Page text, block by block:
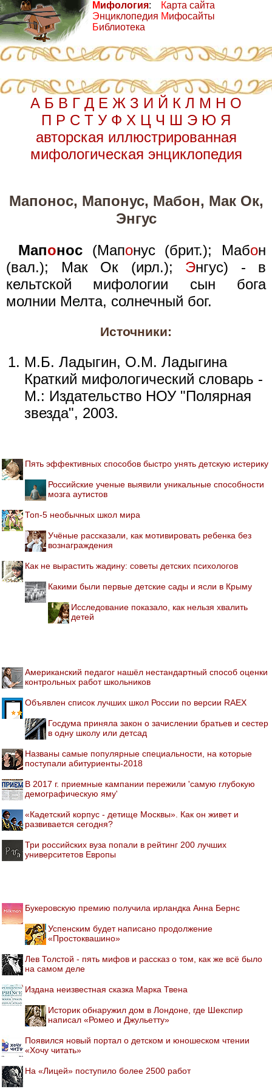
Мифология:
Энциклопедия
Библиотека
Карта сайта
Мифосайты
А Б В Г Д Е Ж З И Й К Л М Н О
П Р С Т У Ф Х Ц Ч Ш Э Ю Я
авторская иллюстрированная
мифологическая энциклопедия
Мапонос, Мапонус, Мабон, Мак Ок,
Энгус
Мапонос (Мапонус (брит.); Мабон
(вал.); Мак Ок (ирл.); Энгус) - в
кельтской мифологии сын бога
молнии Мелта, солнечный бог.
Источники:
М.Б. Ладыгин, О.М. Ладыгина
Краткий мифологический словарь -
М.: Издательство НОУ "Полярная
звезда", 2003.
Пять эффективных способов быстро унять детскую истерику
Российские ученые выявили уникальные способности
мозга аутистов
Топ-5 необычных школ мира
Учёные рассказали, как мотивировать ребенка без
вознаграждения
Как не вырастить жадину: советы детских психологов
Какими были первые детские сады и ясли в Крыму
Исследование показало, как нельзя хвалить
детей
Американский педагог нашёл нестандартный способ оценки
контрольных работ школьников
Объявлен список лучших школ России по версии RAEX
Госдума приняла закон о зачислении братьев и сестер
в одну школу или детсад
Названы самые популярные специальности, на которые
поступали абитуриенты-2018
В 2017 г. приемные кампании пережили 'самую глубокую
демографическую яму'
«Кадетский корпус - детище Москвы». Как он живет и
развивается сегодня?
Три российских вуза попали в рейтинг 200 лучших
университетов Европы
Букеровскую премию получила ирландка Анна Бернс
Успенским будет написано продолжение
«Простоквашино»
Лев Толстой - пять мифов и рассказ о том, как же всё было
на самом деле
Издана неизвестная сказка Марка Твена
Историк обнаружил дом в Лондоне, где Шекспир
написал «Ромео и Джульетту»
Появился новый портал о детском и юношеском чтении
«Хочу читать»
На «Лицей» поступило более 2500 работ